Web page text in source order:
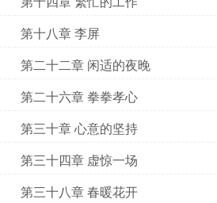
第十八章 李屏
第二十二章 闲适的夜晚
第二十六章 拳拳孝心
第三十章 心意的坚持
第三十四章 虚惊一场
第三十八章 春暖花开